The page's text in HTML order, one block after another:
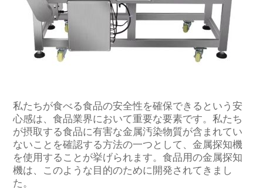
私たちが食べる食品の安全性を確保できるという安
心感は、食品業界において重要な要素です。私たち
が摂取する食品に有害な金属汚染物質が含まれてい
ないことを確認する方法の一つとして、金属探知機
を使用することが挙げられます。食品用の金属探知
機は、このような目的のために開発されてきまし
た。